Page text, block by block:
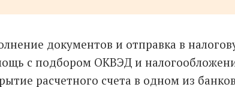
документов и отправка в
с подбором ОКВЭД и
расчетного счета в одном из